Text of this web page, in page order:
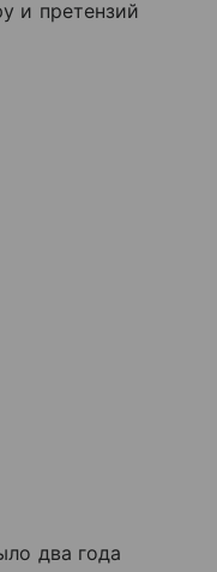
и претензий
два года